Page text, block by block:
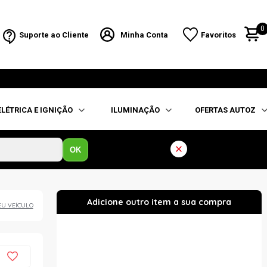
Suporte ao Cliente Minha Conta Favoritos
0
E IGNIÇÃO ILUMINAÇÃO OFERTAS AUTOZ
OK
VEÍCULO